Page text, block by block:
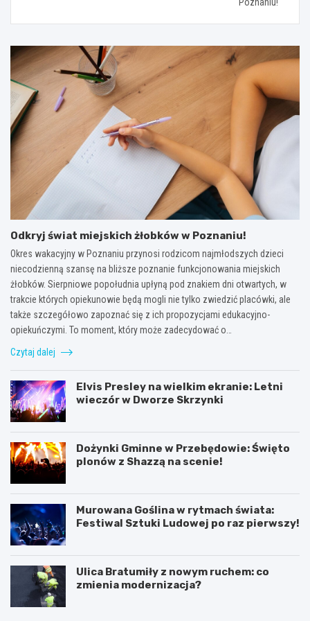
Odkryj świat miejskich żłobków w Poznaniu!
Okres wakacyjny w Poznaniu przynosi rodzicom najmłodszych dzieci
niecodzienną szansę na bliższe poznanie funkcjonowania miejskich
żłobków. Sierpniowe popołudnia upłyną pod znakiem dni otwartych, w
trakcie których opiekunowie będą mogli nie tylko zwiedzić placówki, ale
także szczegółowo zapoznać się z ich propozycjami edukacyjno-
opiekuńczymi. To moment, który może zadecydować o…
Czytaj dalej
Elvis Presley na wielkim ekranie: Letni
wieczór w Dworze Skrzynki
Dożynki Gminne w Przebędowie: Święto
plonów z Shazzą na scenie!
Murowana Goślina w rytmach świata:
Festiwal Sztuki Ludowej po raz pierwszy!
Ulica Bratumiły z nowym ruchem: co
zmienia modernizacja?
K
P